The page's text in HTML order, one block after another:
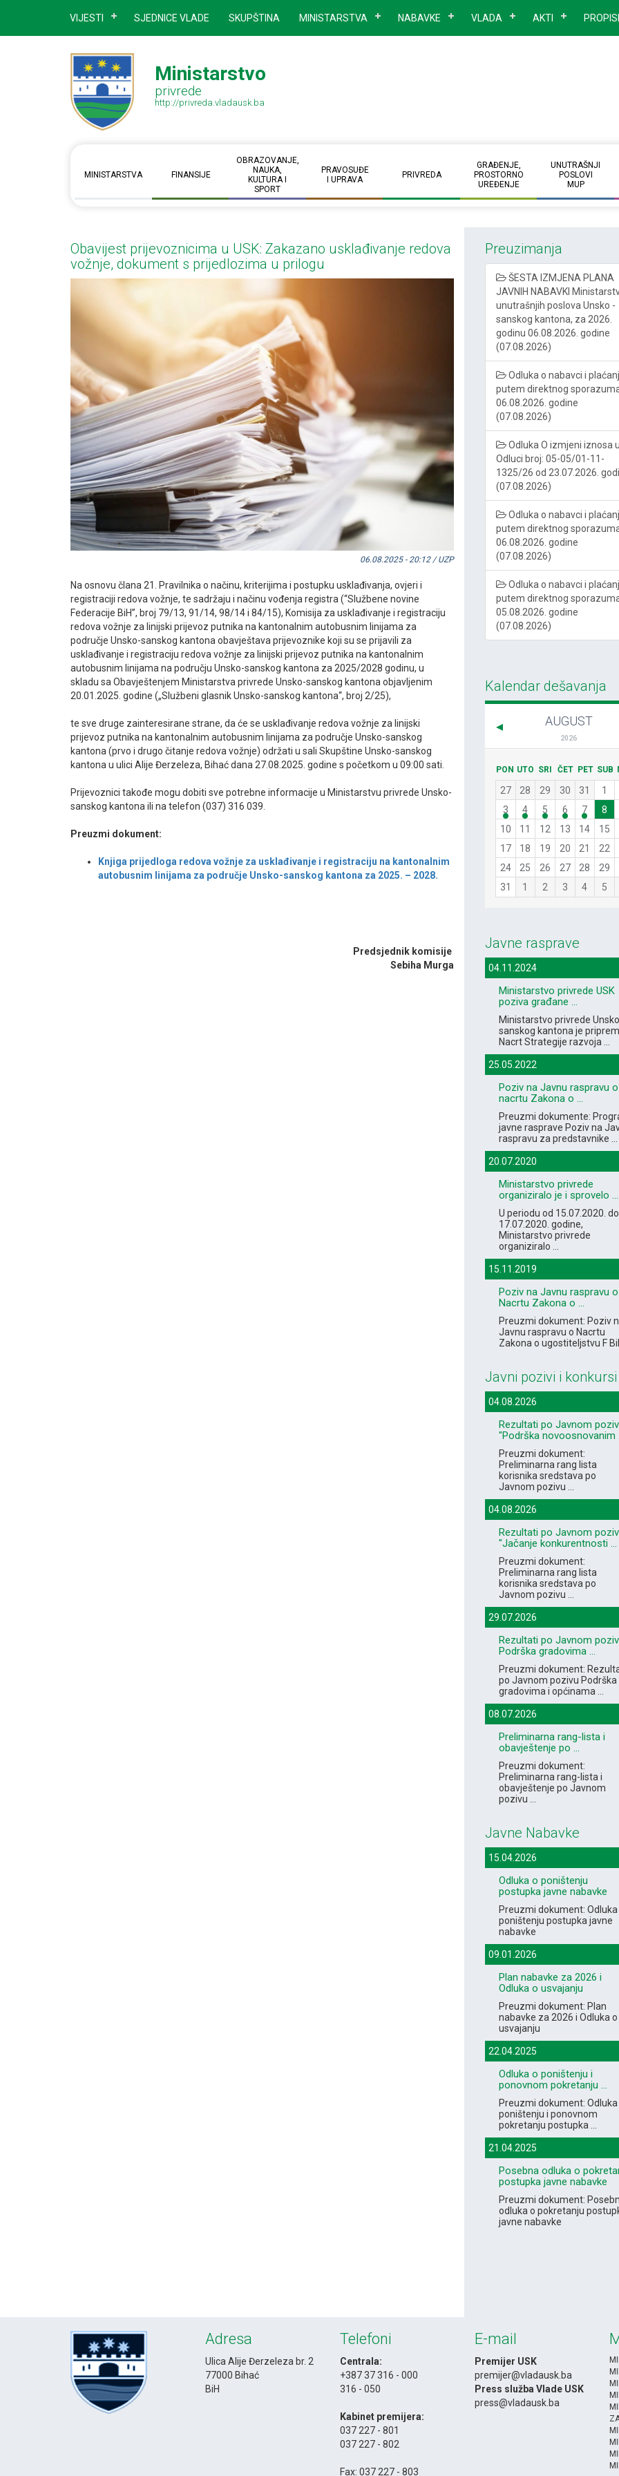
VIJESTI SJEDNICE VLADE SKUPŠTINA MINISTARSTVA NABAVKE VLADA AKTI PROPISI
Ministarstvo
privrede
http://privreda.vladausk.ba
MINISTARSTVA FINANSIJE
OBRAZOVANJE,
NAUKA,
KULTURA I
SPORT
PRAVOSUĐE
I UPRAVA
PRIVREDA
GRAĐENJE,
PROSTORNO
UREĐENJE
UNUTRAŠNJI
POSLOVI
MUP
Obavijest prijevoznicima u USK: Zakazano usklađivanje redova
vožnje, dokument s prijedlozima u prilogu
06.08.2025 - 20:12 / UZP
Na osnovu člana 21. Pravilnika o načinu, kriterijima i postupku usklađivanja, ovjeri i
registraciji redova vožnje, te sadržaju i načinu vođenja registra (“Službene novine
Federacije BiH”, broj 79/13, 91/14, 98/14 i 84/15), Komisija za usklađivanje i registraciju
redova vožnje za linijski prijevoz putnika na kantonalnim autobusnim linijama za
područje Unsko-sanskog kantona obavještava prijevoznike koji su se prijavili za
usklađivanje i registraciju redova vožnje za linijski prijevoz putnika na kantonalnim
autobusnim linijama na području Unsko-sanskog kantona za 2025/2028 godinu, u
skladu sa Obavještenjem Ministarstva privrede Unsko-sanskog kantona objavljenim
20.01.2025. godine („Službeni glasnik Unsko-sanskog kantona“, broj 2/25),
te sve druge zainteresirane strane, da će se usklađivanje redova vožnje za linijski
prijevoz putnika na kantonalnim autobusnim linijama za područje Unsko-sanskog
kantona (prvo i drugo čitanje redova vožnje) održati u sali Skupštine Unsko-sanskog
kantona u ulici Alije Đerzeleza, Bihać dana 27.08.2025. godine s početkom u 09:00 sati.
Prijevoznici takođe mogu dobiti sve potrebne informacije u Ministarstvu privrede Unsko-
sanskog kantona ili na telefon (037) 316 039.
Preuzmi dokument:
Knjiga prijedloga redova vožnje za usklađivanje i registraciju na kantonalnim
autobusnim linijama za područje Unsko-sanskog kantona za 2025. – 2028.
Predsjednik komisije
Sebiha Murga
Preuzimanja
ŠESTA IZMJENA PLANA
JAVNIH NABAVKI
unutrašnjih poslova Unsko -
sanskog kantona, za 2026.
godinu 06.08.2026. godine
(07.08.2026)
Odluka o nabavci i
putem direktnog
06.08.2026. godine
(07.08.2026)
Odluka O izmjeni iznosa u
Odluci broj: 05-05/01-11-
1325/26 od 23.07.2026.
(07.08.2026)
Odluka o nabavci i
putem direktnog
06.08.2026. godine
(07.08.2026)
Odluka o nabavci i
putem direktnog
05.08.2026. godine
(07.08.2026)
Kalendar dešavanja
AUGUST
2026
PON UTO SRI ČET PET SUB
27 28 29 30 31 1
3
4 5 6 7 8
10
11 12 13 14 15
17
18 19 20 21 22
24
25 26 27 28 29
31
1 2 3 4 5
Javne rasprave
04.11.2024
Ministarstvo privrede USK
poziva građane ...
Ministarstvo privrede
sanskog kantona je
Nacrt Strategije razvoja ...
25.05.2022
Poziv na Javnu raspravu o
nacrtu Zakona o ...
Preuzmi dokumente:
javne rasprave Poziv na
raspravu za predstavnike ...
20.07.2020
Ministarstvo privrede
organiziralo je i sprovelo ...
U periodu od 15.07.2020. do
17.07.2020. godine,
Ministarstvo privrede
organiziralo ...
15.11.2019
Poziv na Javnu raspravu o
Nacrtu Zakona o ...
Preuzmi dokument: Poziv
Javnu raspravu o Nacrtu
Zakona o ugostiteljstvu F
Javni pozivi i konkursi
04.08.2026
Rezultati po Javnom
"Podrška novoosnovanim
Preuzmi dokument:
Preliminarna rang lista
korisnika sredstava po
Javnom pozivu ...
04.08.2026
Rezultati po Javnom
"Jačanje konkurentnosti ...
Preuzmi dokument:
Preliminarna rang lista
korisnika sredstava po
Javnom pozivu ...
29.07.2026
Rezultati po Javnom
Podrška gradovima ...
Preuzmi dokument:
po Javnom pozivu Podrška
gradovima i općinama ...
08.07.2026
Preliminarna rang-lista i
obavještenje po ...
Preuzmi dokument:
Preliminarna rang-lista i
obavještenje po Javnom
pozivu ...
Javne Nabavke
15.04.2026
Odluka o poništenju
postupka javne nabavke
Preuzmi dokument: Odluka
poništenju postupka javne
nabavke
09.01.2026
Plan nabavke za 2026 i
Odluka o usvajanju
Preuzmi dokument: Plan
nabavke za 2026 i Odluka o
usvajanju
22.04.2025
Odluka o poništenju i
ponovnom pokretanju ...
Preuzmi dokument: Odluka
poništenju i ponovnom
pokretanju postupka ...
21.04.2025
Posebna odluka o
postupka javne nabavke
Preuzmi dokument:
odluka o pokretanju
javne nabavke
Adresa
Ulica Alije Đerzeleza br. 2
77000 Bihać
BiH
Telefoni
Centrala:
+387 37 316 - 000
316 - 050
Kabinet premijera:
037 227 - 801
037 227 - 802
Fax: 037 227 - 803
E-mail
Premijer USK
premijer@vladausk.ba
Press služba Vlade USK
press@vladausk.ba